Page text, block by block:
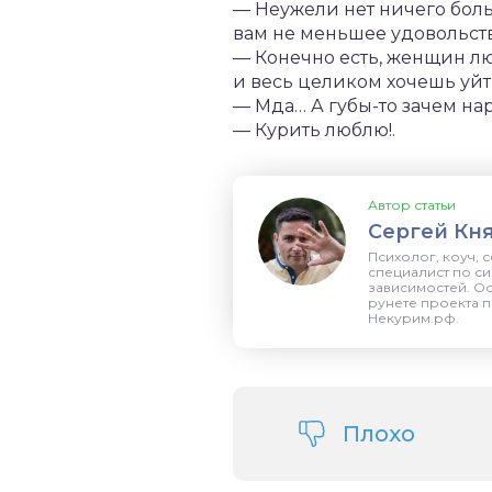
— Неужели нет ничего
вам не меньшее
— Конечно есть, женщин
и весь целиком хочешь
— Мда… А губы-то зачем
— Курить люблю!.
Автор статьи
Сергей
Психолог, коуч,
специалист по
зависимостей.
рунете проекта
Некурим.рф.
Плохо